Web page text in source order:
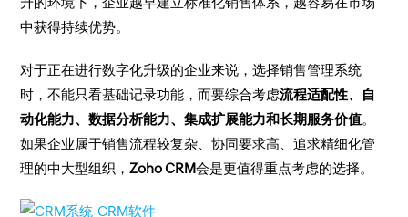
中获得持续优势。
对于正在进行数字化升级的企业来说，选择销售管理系统
时，不能只看基础记录功能，而要综合考虑流程适配性、自
动化能力、数据分析能力、集成扩展能力和长期服务价值。
如果企业属于销售流程较复杂、协同要求高、追求精细化管
理的中大型组织，Zoho CRM会是更值得重点考虑的选择。